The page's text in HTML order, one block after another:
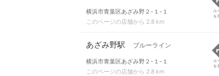
横浜市青葉区あざみ野２-１-１
このページの店舗から 2.8 km
ル
を
あざみ野駅 ブルーライン
横浜市青葉区あざみ野２-１-１
このページの店舗から 2.8 km
ル
を